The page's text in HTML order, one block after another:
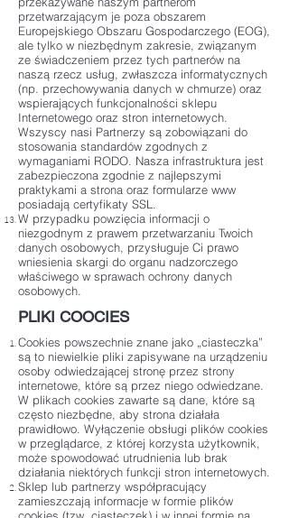
przetwarzającym je poza obszarem
Europejskiego Obszaru Gospodarczego (EOG),
ale tylko w niezbędnym zakresie, związanym
ze świadczeniem przez tych partnerów na
naszą rzecz usług, zwłaszcza informatycznych
(np. przechowywania danych w chmurze) oraz
wspierających funkcjonalności sklepu
Internetowego oraz stron internetowych.
Wszyscy nasi Partnerzy są zobowiązani do
stosowania standardów zgodnych z
wymaganiami RODO. Nasza infrastruktura jest
zabezpieczona zgodnie z najlepszymi
praktykami a strona oraz formularze www
posiadają certyfikaty SSL.
W przypadku powzięcia informacji o
niezgodnym z prawem przetwarzaniu Twoich
danych osobowych, przysługuje Ci prawo
wniesienia skargi do organu nadzorczego
właściwego w sprawach ochrony danych
osobowych.
PLIKI COOCIES
Cookies powszechnie znane jako „ciasteczka”
są to niewielkie pliki zapisywane na urządzeniu
osoby odwiedzającej stronę przez strony
internetowe, które są przez niego odwiedzane.
W plikach cookies zawarte są dane, które są
często niezbędne, aby strona działała
prawidłowo. Wyłączenie obsługi plików cookies
w przeglądarce, z której korzysta użytkownik,
może spowodować utrudnienia lub brak
działania niektórych funkcji stron internetowych.
Sklep lub partnerzy współpracujący
zamieszczają informacje w formie plików